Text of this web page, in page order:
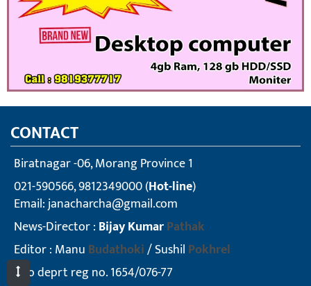
CONTACT
Biratnagar -06, Morang Province 1
021-590566, 9812349000 (Hot-line)
Email:janacharcha@gmail.com
News-Director : Bijay KumarPathak
Editor : Manu Budathoki/ Sushil Pokhrel
info deprt reg no. 1654/076-77